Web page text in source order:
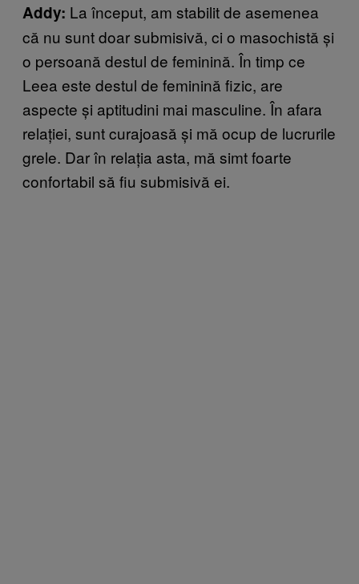
Addy: La început, am stabilit de asemenea
că nu sunt doar submisivă, ci o masochistă și
o persoană destul de feminină. În timp ce
Leea este destul de feminină fizic, are
aspecte și aptitudini mai masculine. În afara
relației, sunt curajoasă și mă ocup de lucrurile
grele. Dar în relația asta, mă simt foarte
confortabil să fiu submisivă ei.